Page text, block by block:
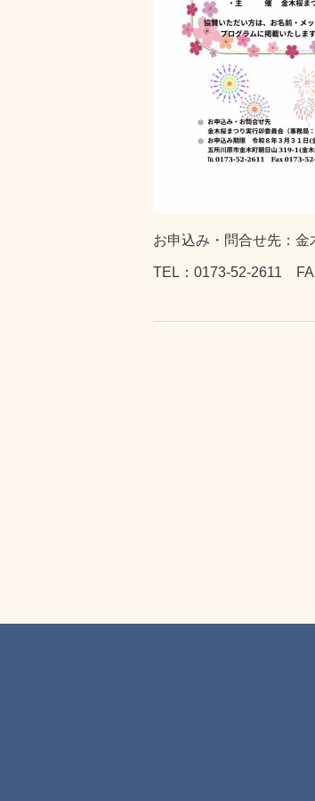
お申込み・問合せ先：金
TEL：0173-52-2611